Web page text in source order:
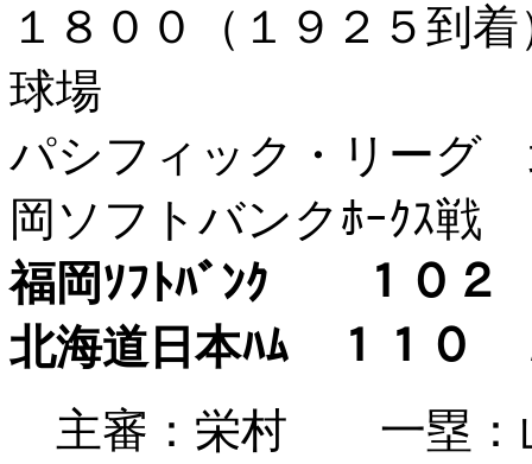
１８００（１９２５
球場
パシフィック・リーグ
岡ソフトバンクﾎｰｸｽ戦
福岡ｿﾌﾄﾊﾞﾝｸ １０
北海道日本ﾊﾑ １
主審： 栄村 一塁：